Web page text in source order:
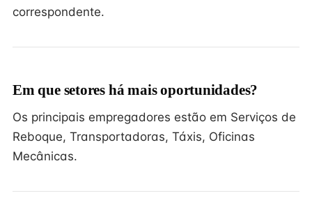
correspondente.
Em que setores há mais oportunidades?
Os principais empregadores estão em Serviços de
Reboque, Transportadoras, Táxis, Oficinas
Mecânicas.